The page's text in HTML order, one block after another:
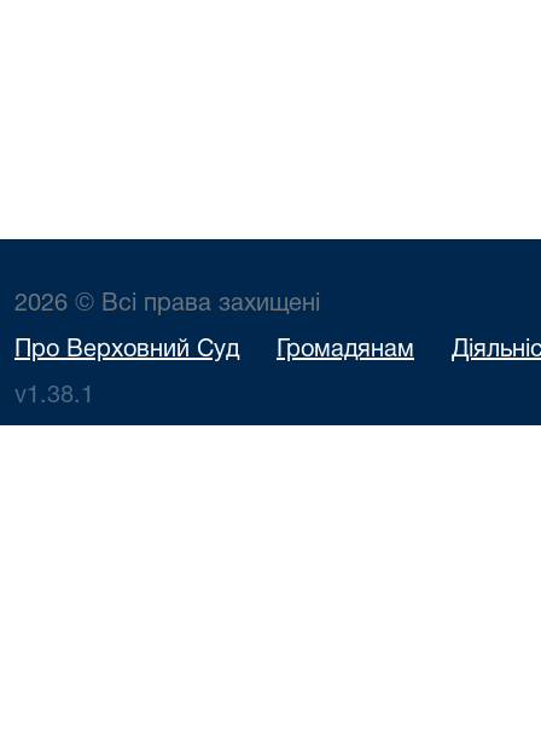
2026 © Всі права захищені
Про Верховний Суд Громадянам
v1.38.1